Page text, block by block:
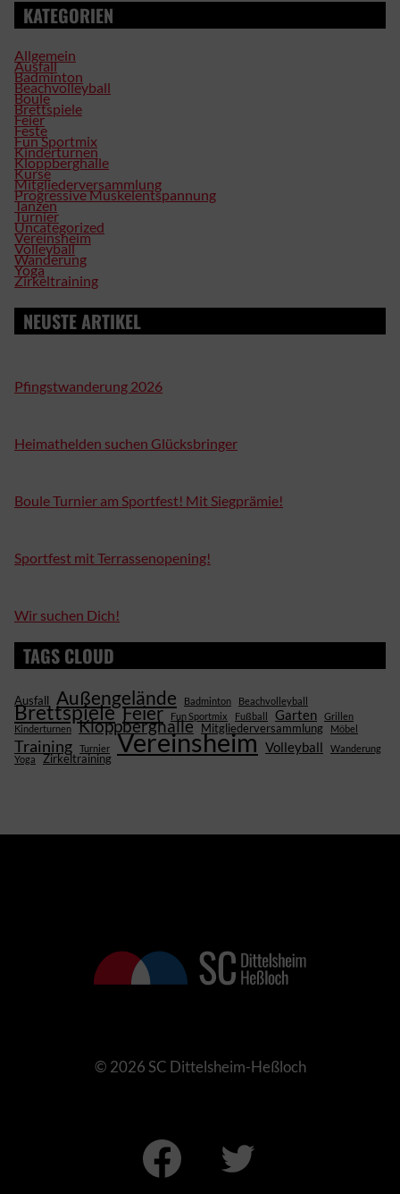
KATEGORIEN
Allgemein
Ausfall
Badminton
Beachvolleyball
Boule
Brettspiele
Feier
Feste
Fun Sportmix
Kinderturnen
Kloppberghalle
Kurse
Mitgliederversammlung
Progressive Muskelentspannung
Tanzen
Turnier
Uncategorized
Vereinsheim
Volleyball
Wanderung
Yoga
Zirkeltraining
NEUSTE ARTIKEL
Pfingstwanderung 2026
Heimathelden suchen Glücksbringer
Boule Turnier am Sportfest! Mit Siegprämie!
Sportfest mit Terrassenopening!
Wir suchen Dich!
TAGS CLOUD
Ausfall Außengelände Badminton Beachvolleyball
Brettspiele Feier Fun Sportmix Fußball Garten
Grillen
Kinderturnen
Kloppberghalle Mitgliederversammlung Möbel
Training Turnier Vereinsheim Volleyball
Wanderung
Yoga
Zirkeltraining
© 2026 SC Dittelsheim-Heßloch